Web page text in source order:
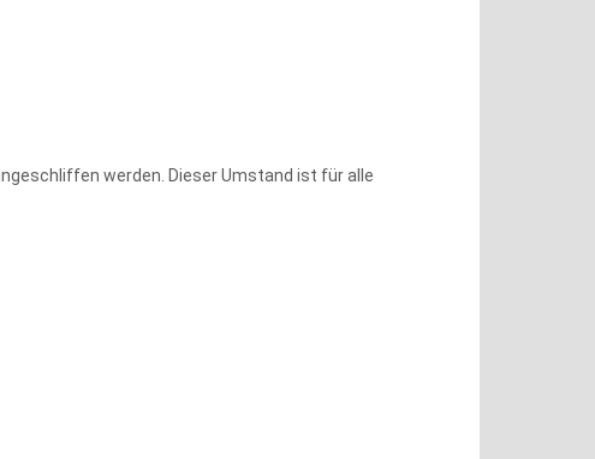
werden. Dieser Umstand ist für alle